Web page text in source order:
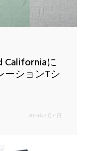
Californiaに
ーションTシ
2023年7月31日